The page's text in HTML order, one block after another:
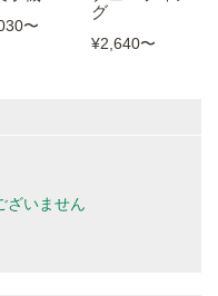
〜
グ
¥2,640〜
ざいません